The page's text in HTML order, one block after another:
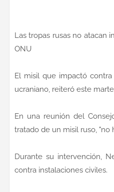
Las tropas rusas no atacan
ONU
El misil que impactó
ucraniano, reiteró este
En una reunión del
tratado de un misil ruso, "no
Durante su intervención,
contra instalaciones civiles.